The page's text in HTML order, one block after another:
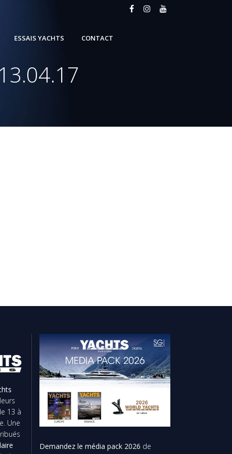
ESSAIS YACHTS CONTACT
13 à
Une
Demandez le média pack 2026 de